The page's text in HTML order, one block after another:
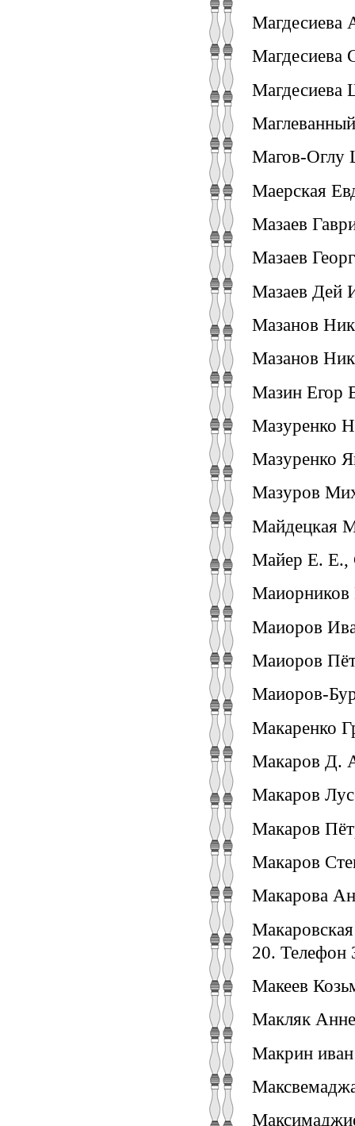
Магдесиева
Магдесиева
Магдесиева
Магов-Оглу
Маерская
Мазаев
Мазаев
Мазаев Дей
Мазанов
Мазанов
Мазин Егор
Мазуренко
Мазуренко
Мазуров
Майдецкая
Майер Е. Е.,
Маиорников
Маиоров
Маиоров
Маиоров-
Макаренко
Макаров Д.
Макаров
Макаров
Макаров
Макарова
20. Телефон
Макеев
Макляк
Макрин